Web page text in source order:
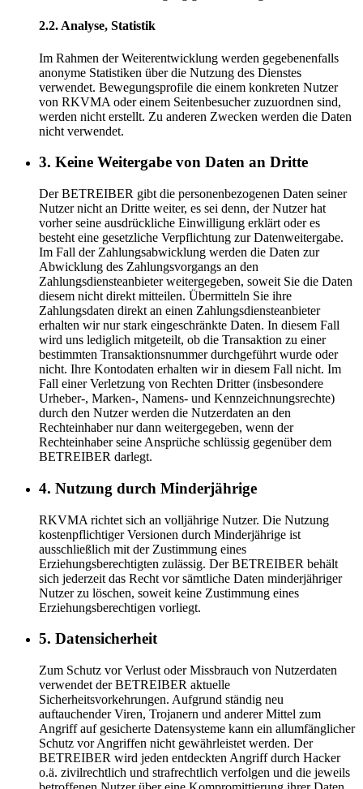
2.2. Analyse, Statistik
Im Rahmen der Weiterentwicklung werden gegebenenfalls
anonyme Statistiken über die Nutzung des Dienstes
verwendet. Bewegungsprofile die einem konkreten Nutzer
von RKVMA oder einem Seitenbesucher zuzuordnen sind,
werden nicht erstellt. Zu anderen Zwecken werden die Daten
nicht verwendet.
3. Keine Weitergabe von Daten an Dritte
Der BETREIBER gibt die personenbezogenen Daten seiner
Nutzer nicht an Dritte weiter, es sei denn, der Nutzer hat
vorher seine ausdrückliche Einwilligung erklärt oder es
besteht eine gesetzliche Verpflichtung zur Datenweitergabe.
Im Fall der Zahlungsabwicklung werden die Daten zur
Abwicklung des Zahlungsvorgangs an den
Zahlungsdiensteanbieter weitergegeben, soweit Sie die Daten
diesem nicht direkt mitteilen. Übermitteln Sie ihre
Zahlungsdaten direkt an einen Zahlungsdiensteanbieter
erhalten wir nur stark eingeschränkte Daten. In diesem Fall
wird uns lediglich mitgeteilt, ob die Transaktion zu einer
bestimmten Transaktionsnummer durchgeführt wurde oder
nicht. Ihre Kontodaten erhalten wir in diesem Fall nicht. Im
Fall einer Verletzung von Rechten Dritter (insbesondere
Urheber-, Marken-, Namens- und Kennzeichnungsrechte)
durch den Nutzer werden die Nutzerdaten an den
Rechteinhaber nur dann weitergegeben, wenn der
Rechteinhaber seine Ansprüche schlüssig gegenüber dem
BETREIBER darlegt.
4. Nutzung durch Minderjährige
RKVMA richtet sich an volljährige Nutzer. Die Nutzung
kostenpflichtiger Versionen durch Minderjährige ist
ausschließlich mit der Zustimmung eines
Erziehungsberechtigten zulässig. Der BETREIBER behält
sich jederzeit das Recht vor sämtliche Daten minderjähriger
Nutzer zu löschen, soweit keine Zustimmung eines
Erziehungsberechtigen vorliegt.
5. Datensicherheit
Zum Schutz vor Verlust oder Missbrauch von Nutzerdaten
verwendet der BETREIBER aktuelle
Sicherheitsvorkehrungen. Aufgrund ständig neu
auftauchender Viren, Trojanern und anderer Mittel zum
Angriff auf gesicherte Datensysteme kann ein allumfänglicher
Schutz vor Angriffen nicht gewährleistet werden. Der
BETREIBER wird jeden entdeckten Angriff durch Hacker
o.ä. zivilrechtlich und strafrechtlich verfolgen und die jeweils